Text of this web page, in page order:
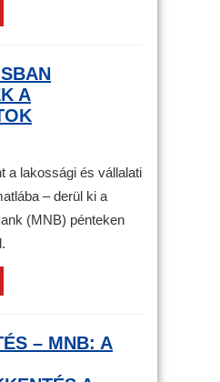
A
a lakossági és vállalati
– derül ki a
(MNB) pénteken
– MNB: A